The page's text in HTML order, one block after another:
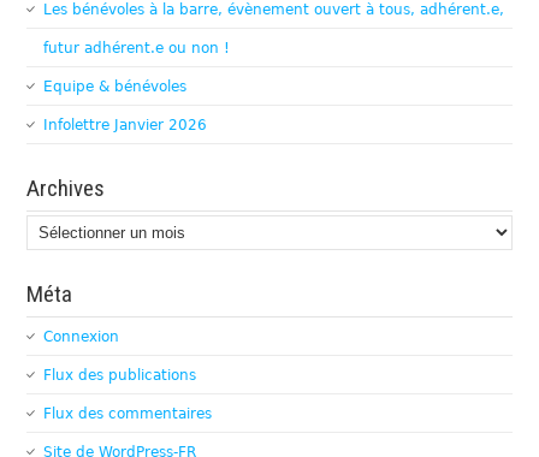
Les bénévoles à la barre, évènement ouvert à tous, adhérent.e,
futur adhérent.e ou non !
Equipe & bénévoles
Infolettre Janvier 2026
Archives
Archives
Méta
Connexion
Flux des publications
Flux des commentaires
Site de WordPress-FR